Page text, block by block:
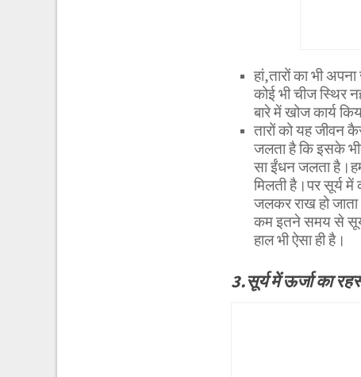
हां,तारों का भी
कोई भी चीज स्थिर
बारे में खोज कार्य
तारों को यह जीवन
जलता है कि इसके
सा ईंधन जलता
मिलती है।पर सूर्य
जलकर राख हो
कम इतने समय से
हाल भी ऐसा ही है।
3.सूर्य में ऊर्जा का